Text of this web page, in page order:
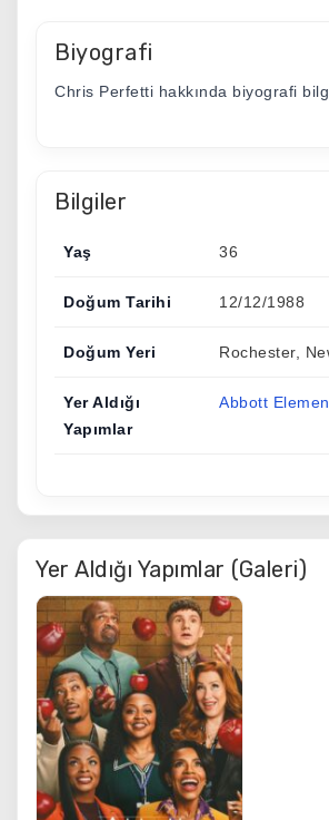
Biyografi
Chris Perfetti hakkında biyografi
Bilgiler
Yaş 36
Doğum Tarihi 12/12/1988
Doğum Yeri Rochester,
Yer Aldığı
Yapımlar
Abbott
Yer Aldığı Yapımlar (Galeri)